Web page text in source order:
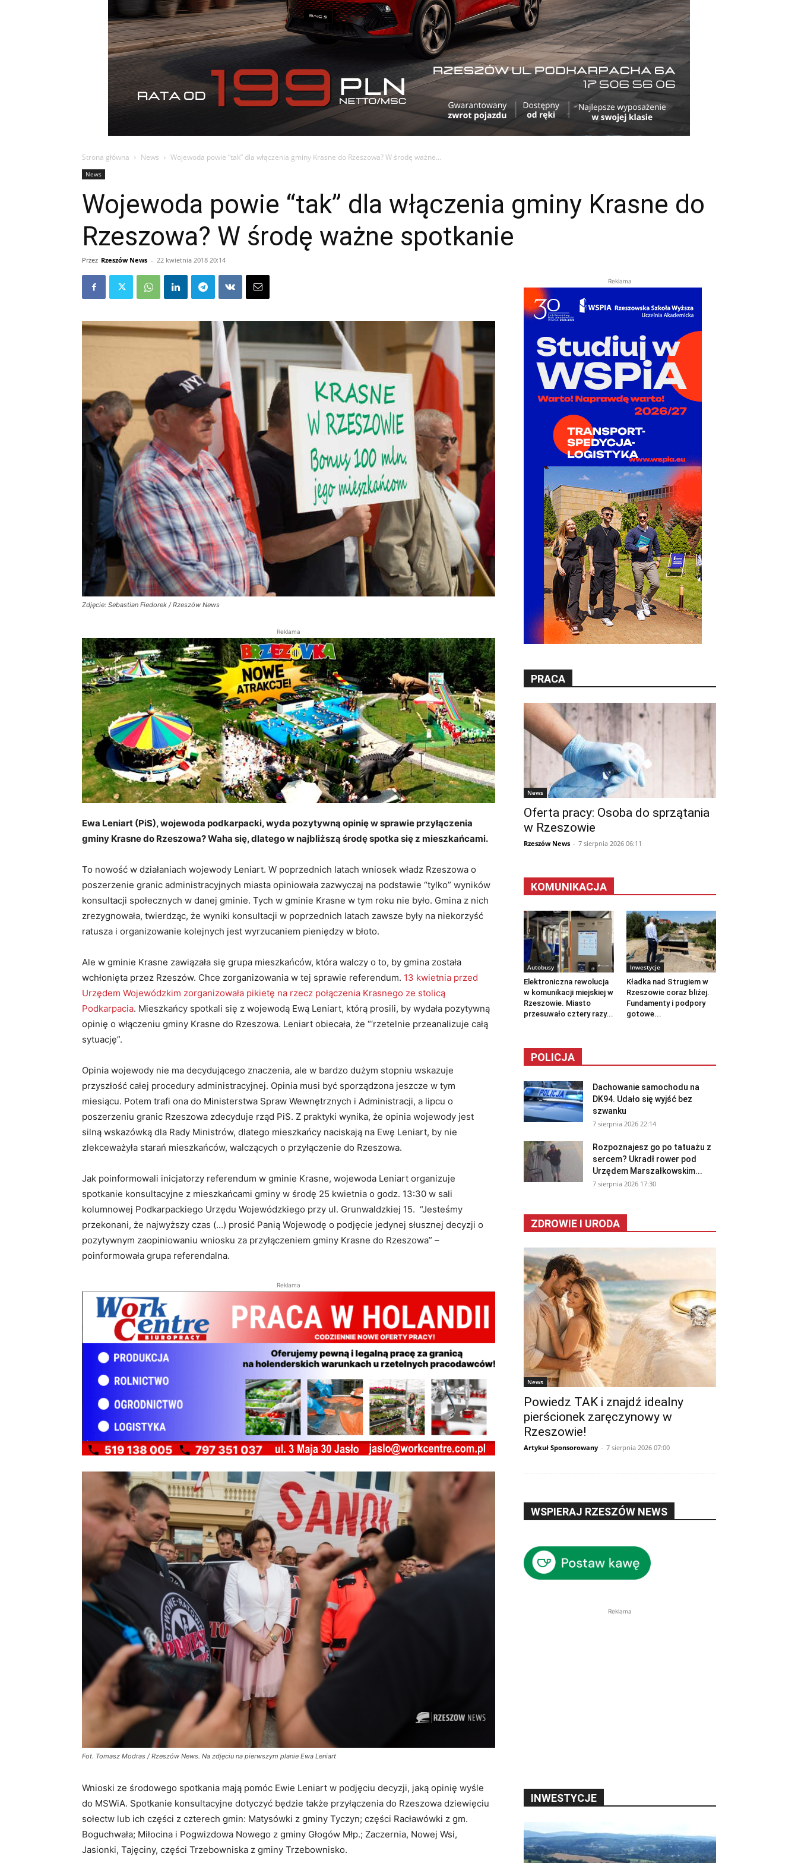
Strona główna News Wojewoda powie “tak” dla włączenia gminy Krasne do Rzeszowa? W środę ważne...
News
Wojewoda powie “tak” dla włączenia gminy Krasne do
Rzeszowa? W środę ważne spotkanie
Przez Rzeszów News - 22 kwietnia 2018 20:14
Zdjęcie: Sebastian Fiedorek / Rzeszów News
Reklama
Ewa Leniart (PiS), wojewoda podkarpacki, wyda pozytywną opinię w sprawie przyłączenia
gminy Krasne do Rzeszowa? Waha się, dlatego w najbliższą środę spotka się z mieszkańcami.
To nowość w działaniach wojewody Leniart. W poprzednich latach wniosek władz Rzeszowa o
poszerzenie granic administracyjnych miasta opiniowała zazwyczaj na podstawie “tylko” wyników
konsultacji społecznych w danej gminie. Tych w gminie Krasne w tym roku nie było. Gmina z nich
zrezygnowała, twierdząc, że wyniki konsultacji w poprzednich latach zawsze były na niekorzyść
ratusza i organizowanie kolejnych jest wyrzucaniem pieniędzy w błoto.
Ale w gminie Krasne zawiązała się grupa mieszkańców, która walczy o to, by gmina została
wchłonięta przez Rzeszów. Chce zorganizowania w tej sprawie referendum. 13 kwietnia przed
Urzędem Wojewódzkim zorganizowała pikietę na rzecz połączenia Krasnego ze stolicą
Podkarpacia. Mieszkańcy spotkali się z wojewodą Ewą Leniart, którą prosili, by wydała pozytywną
opinię o włączeniu gminy Krasne do Rzeszowa. Leniart obiecała, że “‘rzetelnie przeanalizuje całą
sytuację”.
Opinia wojewody nie ma decydującego znaczenia, ale w bardzo dużym stopniu wskazuje
przyszłość całej procedury administracyjnej. Opinia musi być sporządzona jeszcze w tym
miesiącu. Potem trafi ona do Ministerstwa Spraw Wewnętrznych i Administracji, a lipcu o
poszerzeniu granic Rzeszowa zdecyduje rząd PiS. Z praktyki wynika, że opinia wojewody jest
silną wskazówką dla Rady Ministrów, dlatego mieszkańcy naciskają na Ewę Leniart, by nie
zlekceważyła starań mieszkańców, walczących o przyłączenie do Rzeszowa.
Jak poinformowali inicjatorzy referendum w gminie Krasne, wojewoda Leniart organizuje
spotkanie konsultacyjne z mieszkańcami gminy w środę 25 kwietnia o godz. 13:30 w sali
kolumnowej Podkarpackiego Urzędu Wojewódzkiego przy ul. Grunwaldzkiej 15. “Jesteśmy
przekonani, że najwyższy czas (…) prosić Panią Wojewodę o podjęcie jedynej słusznej decyzji o
pozytywnym zaopiniowaniu wniosku za przyłączeniem gminy Krasne do Rzeszowa” –
poinformowała grupa referendalna.
Reklama
Fot. Tomasz Modras / Rzeszów News. Na zdjęciu na pierwszym planie Ewa Leniart
Wnioski ze środowego spotkania mają pomóc Ewie Leniart w podjęciu decyzji, jaką opinię wyśle
do MSWiA. Spotkanie konsultacyjne dotyczyć będzie także przyłączenia do Rzeszowa dziewięciu
sołectw lub ich części z czterech gmin: Matysówki z gminy Tyczyn; części Racławówki z gm.
Boguchwała; Miłocina i Pogwizdowa Nowego z gminy Głogów Młp.; Zaczernia, Nowej Wsi,
Jasionki, Tajęciny, części Trzebowniska z gminy Trzebownisko.
Reklama
PRACA
News
Oferta pracy: Osoba do sprzątania
w Rzeszowie
Rzeszów News - 7 sierpnia 2026 06:11
KOMUNIKACJA
Autobusy
Elektroniczna rewolucja
w komunikacji miejskiej w
Rzeszowie. Miasto
przesuwało cztery razy...
Inwestycje
Kładka nad Strugiem w
Rzeszowie coraz bliżej.
Fundamenty i podpory
gotowe...
POLICJA
Dachowanie samochodu na
DK94. Udało się wyjść bez
szwanku
7 sierpnia 2026 22:14
Rozpoznajesz go po tatuażu z
sercem? Ukradł rower pod
Urzędem Marszałkowskim...
7 sierpnia 2026 17:30
ZDROWIE I URODA
News
Powiedz TAK i znajdź idealny
pierścionek zaręczynowy w
Rzeszowie!
Artykuł Sponsorowany - 7 sierpnia 2026 07:00
WSPIERAJ RZESZÓW NEWS
Reklama
INWESTYCJE